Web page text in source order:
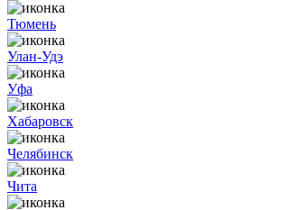
Тюмень
Улан-Удэ
Уфа
Хабаровск
Челябинск
Чита